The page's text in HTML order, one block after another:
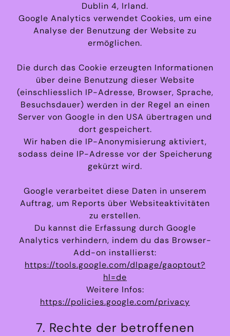
Dublin 4, Irland.
Google Analytics verwendet Cookies, um eine
Analyse der Benutzung der Website zu
ermöglichen.
Die durch das Cookie erzeugten Informationen
über deine Benutzung dieser Website
(einschliesslich IP-Adresse, Browser, Sprache,
Besuchsdauer) werden in der Regel an einen
Server von Google in den USA übertragen und
dort gespeichert.
Wir haben die IP-Anonymisierung aktiviert,
sodass deine IP-Adresse vor der Speicherung
gekürzt wird.
Google verarbeitet diese Daten in unserem
Auftrag, um Reports über Websiteaktivitäten
zu erstellen.
Du kannst die Erfassung durch Google
Analytics verhindern, indem du das Browser-
Add-on installierst:
https://tools.google.com/dlpage/gaoptout?
hl=de
Weitere Infos:
https://policies.google.com/privacy
7. Rechte der betroffenen